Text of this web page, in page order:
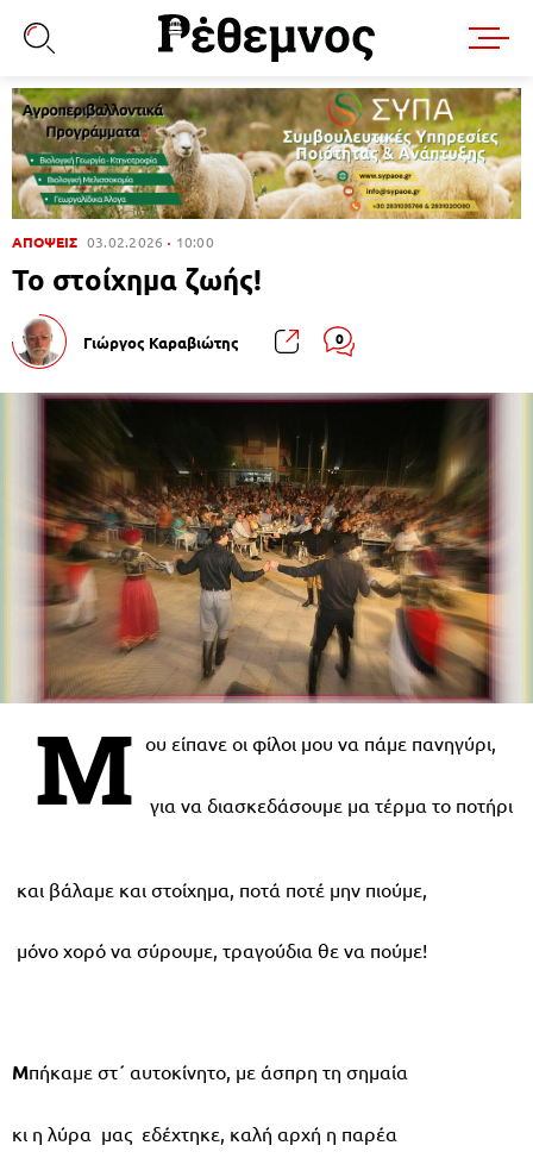
ΑΠΟΨΕΙΣ 03.02.2026 10:00
Το στοίχημα ζωής!
Γιώργος Καραβιώτης 0
Μ ου είπανε οι φίλοι μου να πάμε πανηγύρι,
για να διασκεδάσουμε μα τέρμα το ποτήρι
και βάλαμε και στοίχημα, ποτά ποτέ μην πιούμε,
μόνο χορό να σύρουμε, τραγούδια θε να πούμε!
Μπήκαμε στ΄ αυτοκίνητο, με άσπρη τη σημαία
κι η λύρα μας εδέχτηκε, καλή αρχή η παρέα